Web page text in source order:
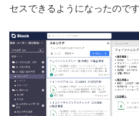
セスできるようになったのです